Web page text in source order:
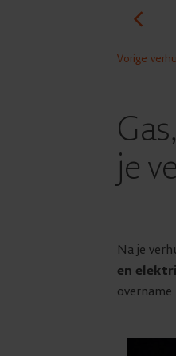
Vorige
je
Na je
en